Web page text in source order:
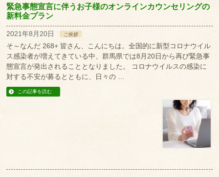
緊急事態宣言に伴うお子様のオンラインカウンセリングの
新料金プラン
2021年8月20日 ご挨拶
そ～なんだ 268+ 皆さん、こんにちは。全国的に新型コロナウイル
ス感染者が増えてきている中、群馬県では8月20日から再び緊急事
態宣言が発出されることとなりました。 コロナウイルスの感染に
対する不安が募るとともに、日々の …
この記事を読む